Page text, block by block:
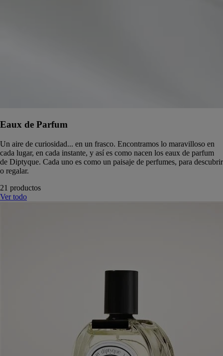
Eaux de Parfum
Un aire de curiosidad... en un frasco. Encontramos lo maravilloso en
cada lugar, en cada instante, y así es como nacen los eaux de parfum
de Diptyque. Cada uno es como un paisaje de perfumes, para descubrir
o regalar.
21 productos
Ver todo